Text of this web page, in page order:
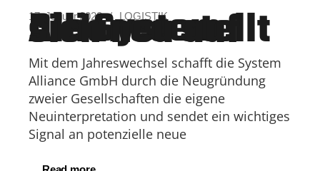
17. Januar 2022 LOGISTIK
Die System Alliance stellt sich neu auf
Mit dem Jahreswechsel schafft die System
Alliance GmbH durch die Neugründung
zweier Gesellschaften die eigene
Neuinterpretation und sendet ein wichtiges
Signal an potenzielle neue